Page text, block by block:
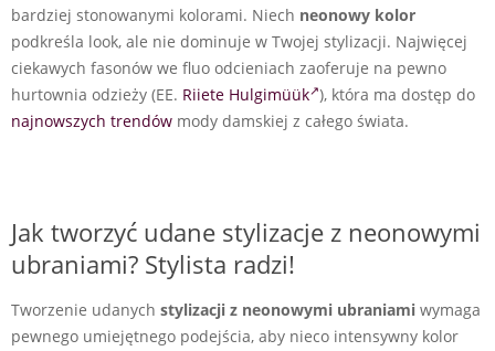
bardziej stonowanymi kolorami. Niech neonowy kolor
podkreśla look, ale nie dominuje w Twojej stylizacji. Najwięcej
ciekawych fasonów we fluo odcieniach zaoferuje na pewno
hurtownia odzieży (EE. Riiete Hulgimüük ), która ma dostęp do
najnowszych trendów mody damskiej z całego świata.
Jak tworzyć udane stylizacje z neonowymi
ubraniami? Stylista radzi!
Tworzenie udanych stylizacji z neonowymi ubraniami wymaga
pewnego umiejętnego podejścia, aby nieco intensywny kolor